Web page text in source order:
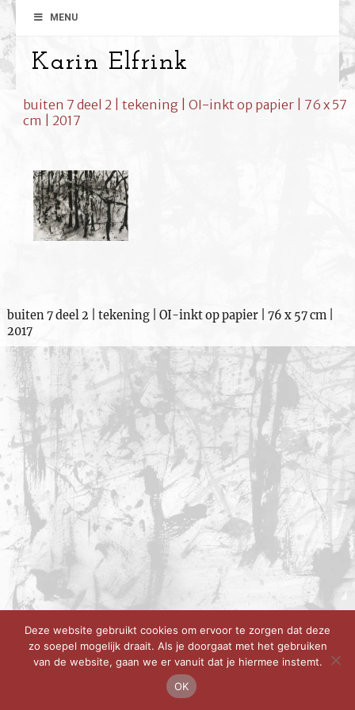
MENU
Karin Elfrink
buiten 7 deel 2 | tekening | OI-inkt op papier | 76 x 57
cm | 2017
buiten 7 deel 2 | tekening | OI-inkt op papier | 76 x 57 cm |
2017
Deze website gebruikt cookies om ervoor te zorgen dat deze
zo soepel mogelijk draait. Als je doorgaat met het gebruiken
van de website, gaan we er vanuit dat je hiermee instemt.
OK